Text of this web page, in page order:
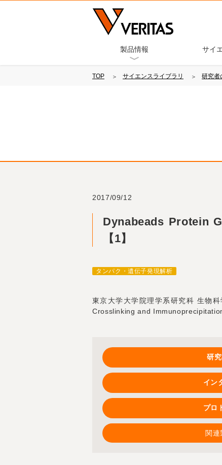
製品情報 サイ
TOP サイエンスライブラリ 研究者
2017/09/12
Dynabeads Protein
【1】
タンパク・遺伝子発現解析
東京大学大学院理学系研究科 生物
Crosslinking and
研
イン
プロ
関連